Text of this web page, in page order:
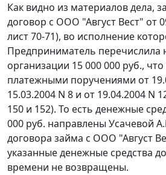
Как видно из материалов дела,
договор с ООО "Август Вест" от
лист 70-71), во исполнение
Предприниматель перечислила
организации 15 000 000 руб.,
платежными поручениями от
15.03.2004 N 8 и от 19.04.2004 N
150 и 152). То есть денежные
000 руб. направлены Усачевой
договора займа с ООО "Август
указанные денежные средства
времени не возвращены.